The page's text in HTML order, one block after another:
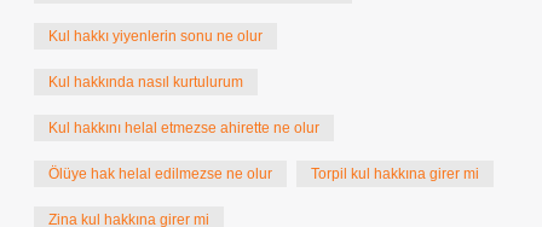
Kul hakkı yiyenlerin sonu ne olur
Kul hakkında nasıl kurtulurum
Kul hakkını helal etmezse ahirette ne olur
Ölüye hak helal edilmezse ne olur Torpil kul hakkına girer mi
Zina kul hakkına girer mi